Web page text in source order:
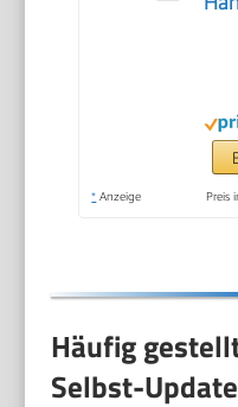
zu
* Anzeige Preis
Häufig
Selbst-Update